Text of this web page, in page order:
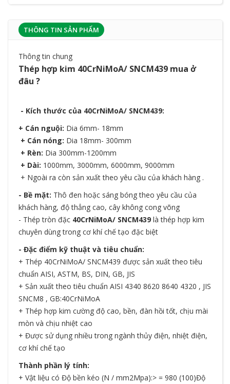
THÔNG TIN SẢN PHẨM
Thông tin chung
Thép hợp kim 40CrNiMoA/ SNCM439 mua ở
đâu ?
- Kích thước của 40CrNiMoA/ SNCM439:
+ Cán nguội: Dia 6mm- 18mm
+ Cán nóng: Dia 18mm- 300mm
+ Rèn: Dia 300mm-1200mm
+ Dài: 1000mm, 3000mm, 6000mm, 9000mm
+ Ngoài ra còn sản xuất theo yêu cầu của khách hàng .
- Bề mặt: Thô đen hoặc sáng bóng theo yêu cầu của
khách hàng, độ thẳng cao, cây không cong võng
- Thép tròn đặc 40CrNiMoA/ SNCM439 là thép hợp kim
chuyên dùng trong cơ khí chế tạo đặc biệt
- Đặc điểm kỹ thuật và tiêu chuẩn:
+ Thép 40CrNiMoA/ SNCM439 được sản xuất theo tiêu
chuẩn AISI, ASTM, BS, DIN, GB, JIS
+ Sản xuất theo tiêu chuẩn AISI 4340 8620 8640 4320 , JIS
SNCM8 , GB:40CrNiMoA
+ Thép hợp kim cường độ cao, bền, đàn hồi tốt, chịu mài
mòn và chịu nhiệt cao
+ Được sử dụng nhiều trong ngành thủy điện, nhiệt điện,
cơ khí chế tạo
Thành phần lý tính:
+ Vật liệu có Độ bền kéo (N / mm2Mpa):> = 980 (100)Độ